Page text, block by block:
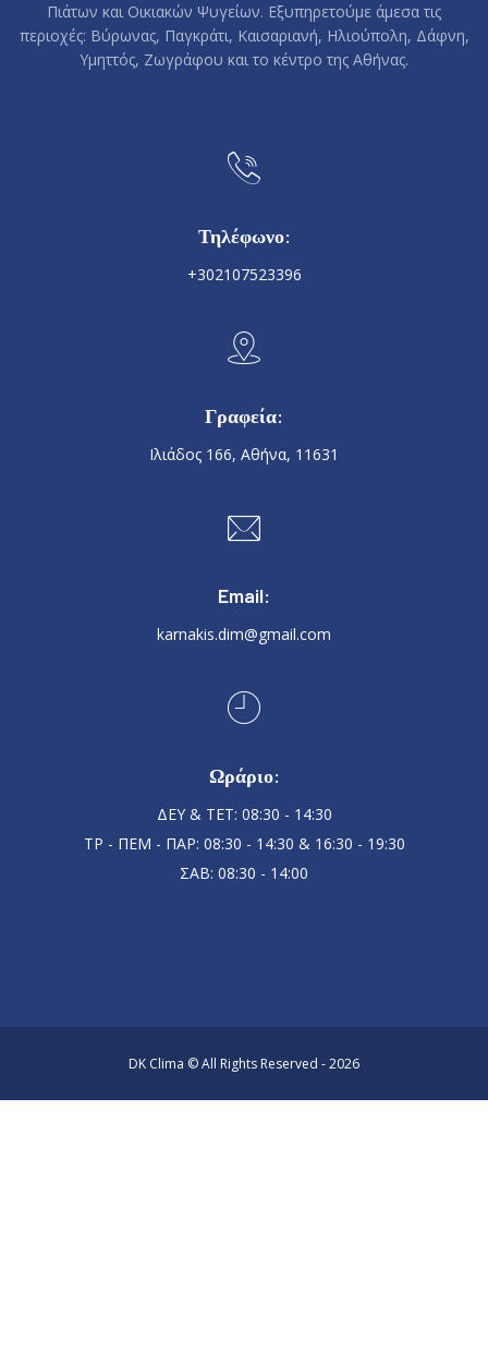
Πιάτων και Οικιακών Ψυγείων. Εξυπηρετούμε άμεσα τις
περιοχές: Βύρωνας, Παγκράτι, Καισαριανή, Ηλιούπολη, Δάφνη,
Υμηττός, Ζωγράφου και το κέντρο της Αθήνας.
Τηλέφωνο:
+302107523396
Γραφεία:
Ιλιάδος 166, Αθήνα, 11631
Email:
karnakis.dim@gmail.com
Ωράριο:
ΔΕΥ & ΤΕΤ: 08:30 - 14:30
ΤΡ - ΠΕΜ - ΠΑΡ: 08:30 - 14:30 & 16:30 - 19:30
ΣΑΒ: 08:30 - 14:00
DK Clima © All Rights Reserved - 2026